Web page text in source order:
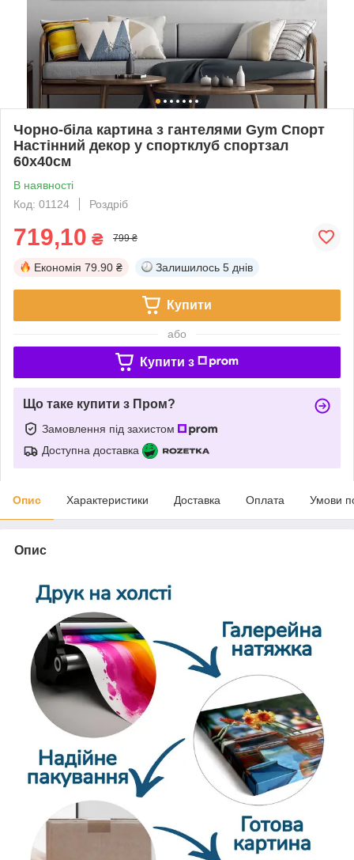
Чорно-біла картина з гантелями Gym Спорт
Настінний декор у спортклуб спортзал
60х40см
В наявності
Код: 01124
Роздріб
719,10 ₴ 799 ₴
Економія 79.90 ₴ Залишилось 5 днів
Купити
або
Купити з
Що таке купити з Пром?
Замовлення під захистом
Доступна доставка
Опис Характеристики Доставка Оплата Умови
Опис